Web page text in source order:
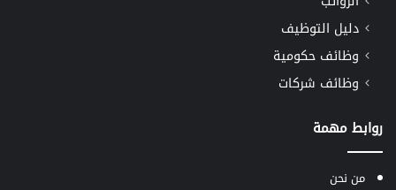
دليل التوظيف
وظائف حكومية
وظائف شركات
روابط مهمة
من نحن